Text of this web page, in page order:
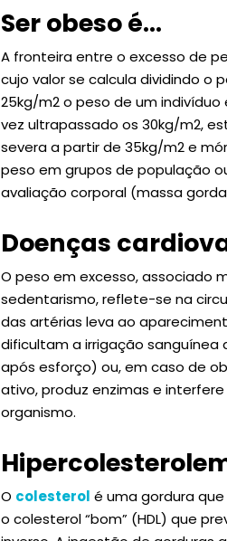
Ser obeso é…
A fronteira entre o excesso de
cujo valor se calcula dividindo o
25kg/m2 o peso de um
vez ultrapassado os 30kg/m2,
severa a partir de 35kg/m2 e
peso em grupos de população
avaliação corporal (massa
Doenças
O peso em excesso, associado
sedentarismo, reflete-se na
das artérias leva ao
dificultam a irrigação sanguínea
após esforço) ou, em caso de
ativo, produz enzimas e
organismo.
O colesterol é uma gordura
o colesterol “bom” (HDL) que